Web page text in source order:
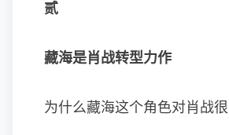
贰
藏海是肖战转型力作
为什么藏海这个角色对肖战很